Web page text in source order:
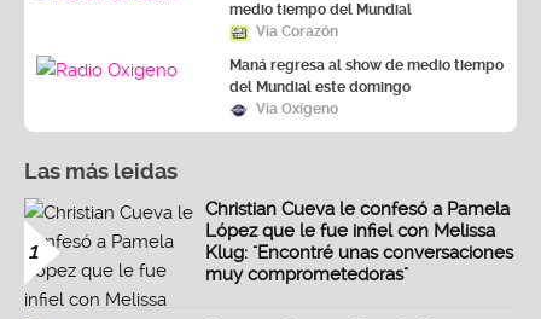
medio tiempo del Mundial
Vía Corazón
Maná regresa al show de medio tiempo
del Mundial este domingo
Vía Oxígeno
Las más leidas
1
Christian Cueva le confesó a Pamela
López que le fue infiel con Melissa
Klug: "Encontré unas conversaciones
muy comprometedoras"